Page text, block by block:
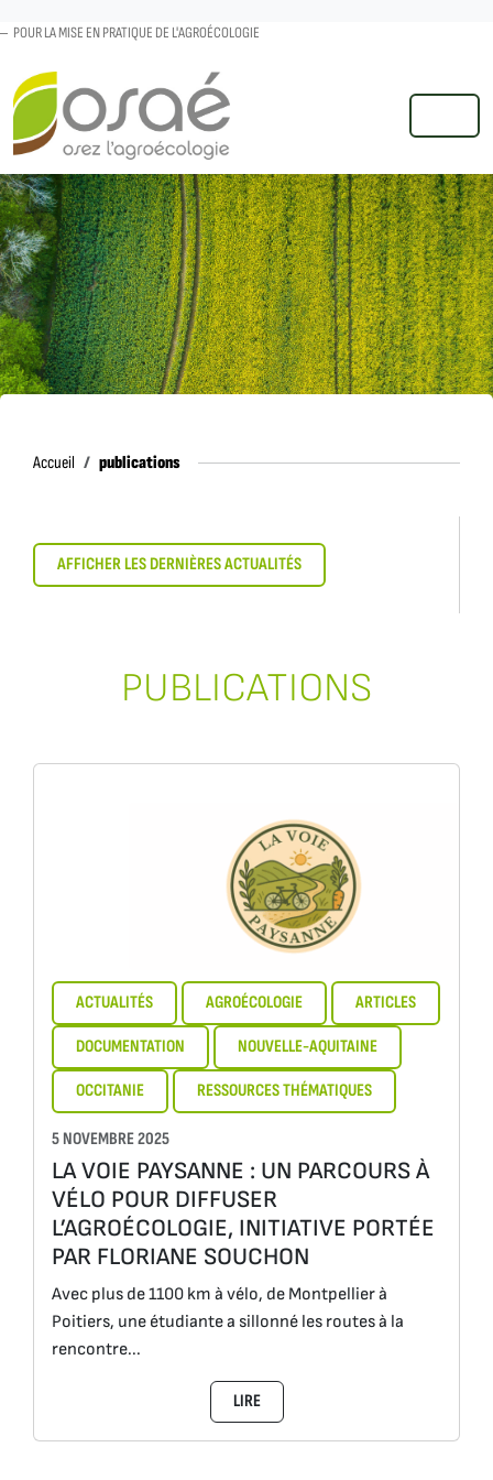
POUR LA MISE EN PRATIQUE DE L'AGROÉCOLOGIE
MENU
Accueil Accueilpublications
AFFICHER LES DERNIÈRES ACTUALITÉS
PUBLICATIONS
ACTUALITÉS AGROÉCOLOGIE ARTICLES
DOCUMENTATION NOUVELLE-AQUITAINE
OCCITANIE RESSOURCES THÉMATIQUES
5 NOVEMBRE 2025
LA VOIE PAYSANNE : UN PARCOURS À
VÉLO POUR DIFFUSER
L’AGROÉCOLOGIE, INITIATIVE PORTÉE
PAR FLORIANE SOUCHON
Avec plus de 1100 km à vélo, de Montpellier à
Poitiers, une étudiante a sillonné les routes à la
rencontre...
LIRE